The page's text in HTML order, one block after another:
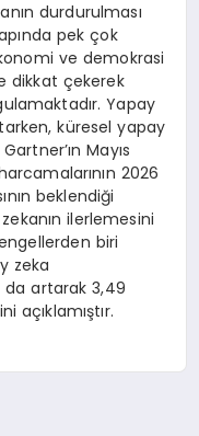
durdurulması
pek çok
ve demokrasi
dikkat çekerek
Yapay
küresel yapay
Mayıs
2026
beklendiği
ilerlemesini
biri
zeka
da artarak 3,49
açıklamıştır.